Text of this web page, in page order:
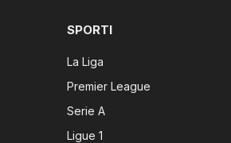
SPORTI
La Liga
Premier League
Serie A
Ligue 1